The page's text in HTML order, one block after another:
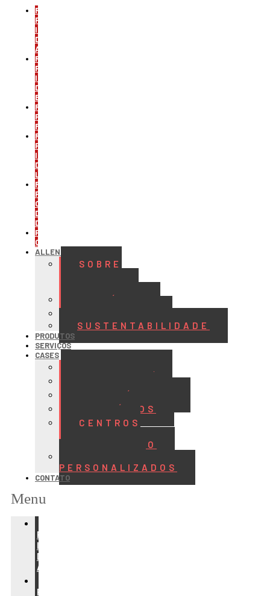
REFRIGERAÇÃO
PARA
INDÚSTRIA
DE
ALIMENTOS
REFRIGERAÇÃO
PARA
INDÚSTRIA
DE
BEBIDAS
REFRIGERAÇÃO
PARA
FRIGORÍFICOS
REFRIGERAÇÃO
PARA
INDÚSTRIA
DE
LATICÍNIOS
REFRIGERAÇÃO
PARA
CENTROS
DE
DISTRIBUIÇÃO
PROJETOS
CUSTOMIZADOS
ALLENGE
SOBRE
HISTÓRIA
SUSTENTABILIDADE
PRODUTOS
SERVIÇOS
CASES
FRIGORÍFICOS
LATICÍNIOS
CENTROS
DISTRIBUIÇÃO
PERSONALIZADOS
CONTATO
Menu
PARA
INDÚSTRIA
DE
ALIMENTOS
PARA